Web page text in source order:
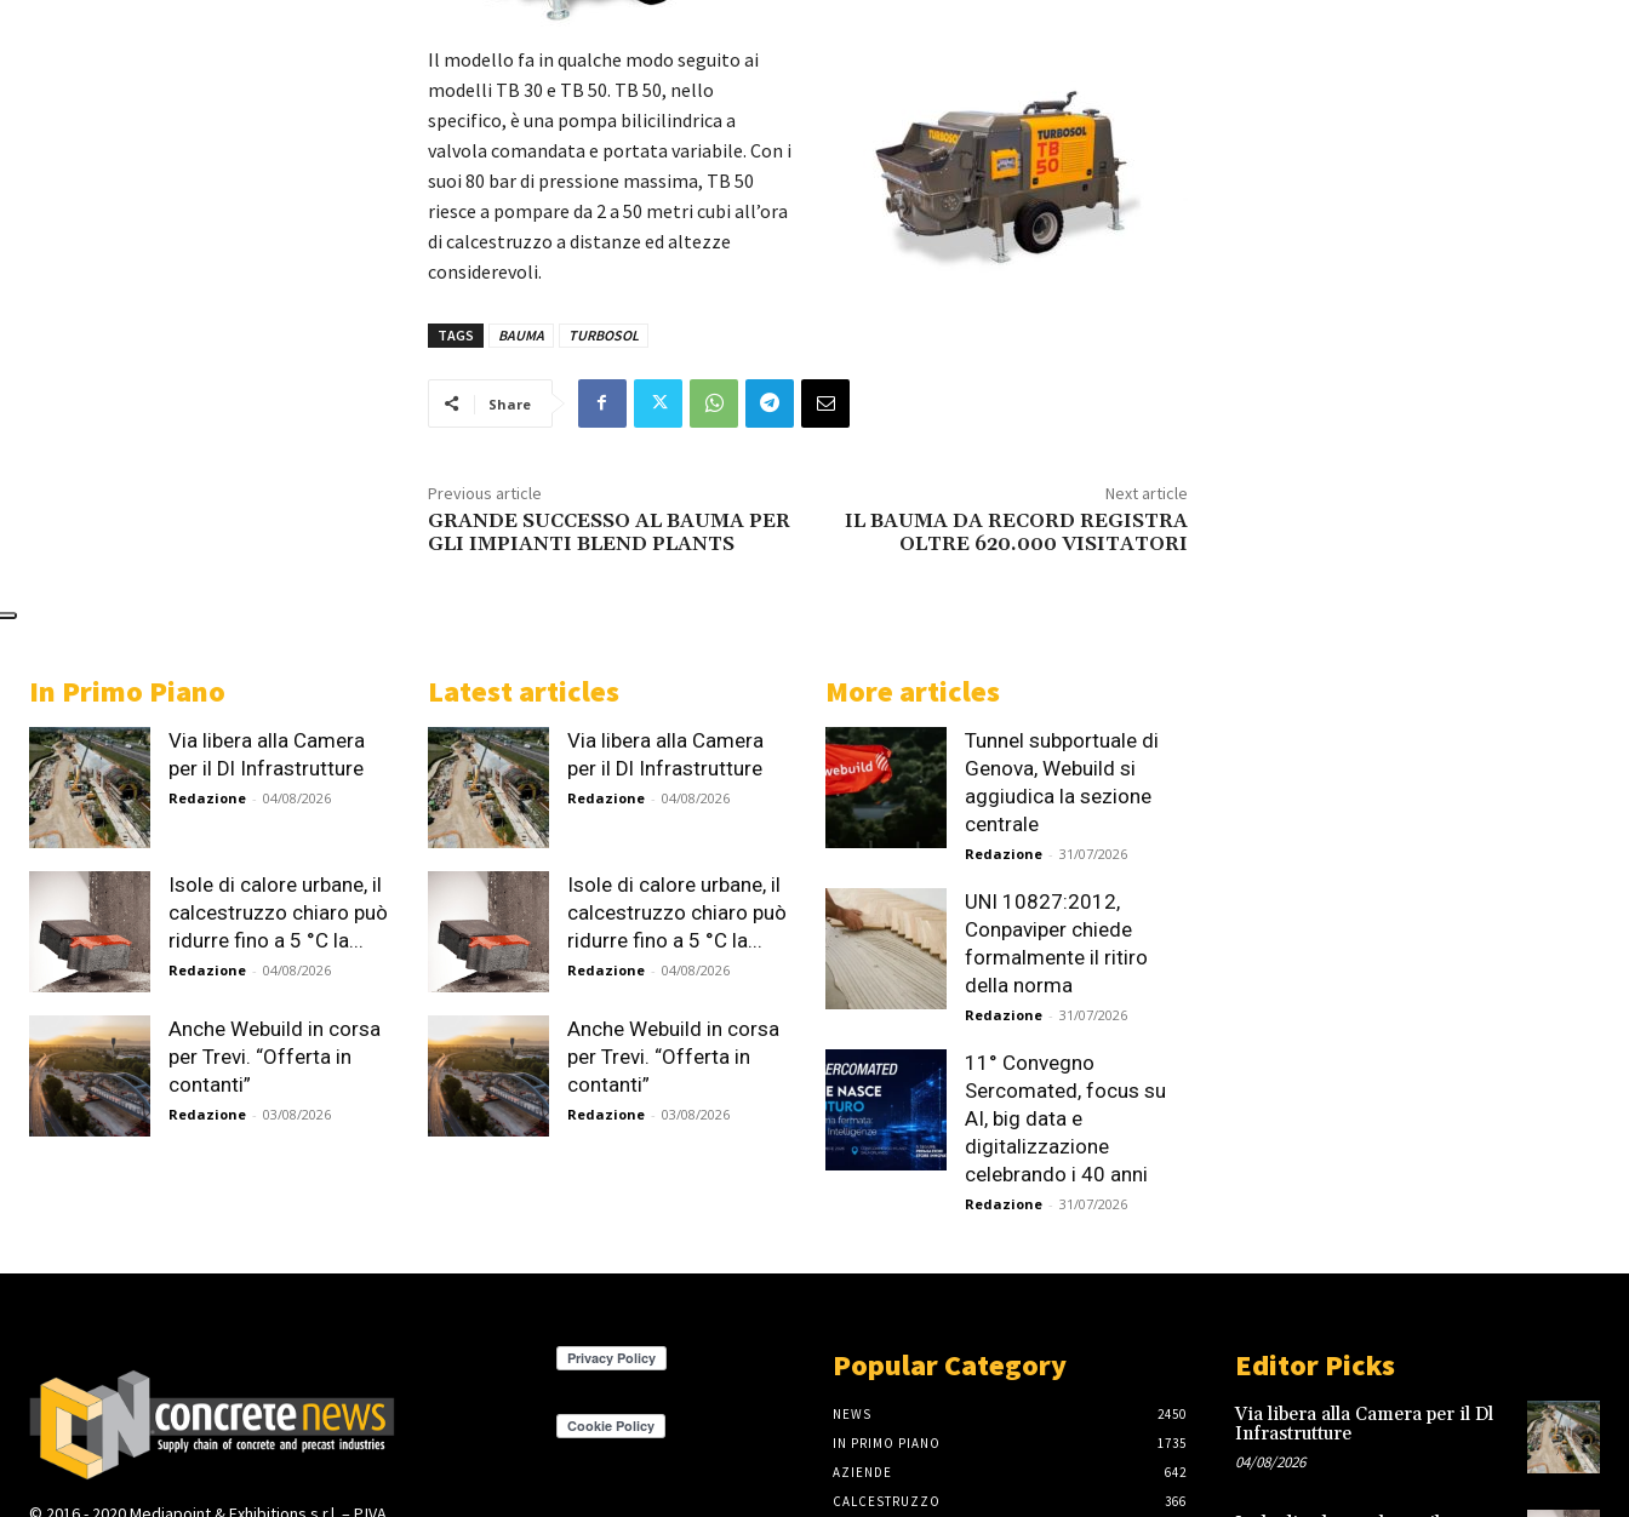
Il modello fa in qualche modo seguito ai
modelli TB 30 e TB 50. TB 50, nello
specifico, è una pompa bilicilindrica a
valvola comandata e portata variabile. Con i
suoi 80 bar di pressione massima, TB 50
riesce a pompare da 2 a 50 metri cubi all’ora
di calcestruzzo a distanze ed altezze
considerevoli.
TAGS BAUMA TURBOSOL
Share
Previous article
GRANDE SUCCESSO AL BAUMA PER
GLI IMPIANTI BLEND PLANTS
Next article
IL BAUMA DA RECORD REGISTRA
OLTRE 620.000 VISITATORI
In Primo Piano
Via libera alla Camera
per il Dl Infrastrutture
Redazione - 04/08/2026
Isole di calore urbane, il
calcestruzzo chiaro può
ridurre fino a 5 °C la...
Redazione - 04/08/2026
Anche Webuild in corsa
per Trevi. “Offerta in
contanti”
Redazione - 03/08/2026
Latest articles
Via libera alla Camera
per il Dl Infrastrutture
Redazione - 04/08/2026
Isole di calore urbane, il
calcestruzzo chiaro può
ridurre fino a 5 °C la...
Redazione - 04/08/2026
Anche Webuild in corsa
per Trevi. “Offerta in
contanti”
Redazione - 03/08/2026
More articles
Tunnel subportuale di
Genova, Webuild si
aggiudica la sezione
centrale
Redazione - 31/07/2026
UNI 10827:2012,
Conpaviper chiede
formalmente il ritiro
della norma
Redazione - 31/07/2026
11° Convegno
Sercomated, focus su
AI, big data e
digitalizzazione
celebrando i 40 anni
Redazione - 31/07/2026
Popular Category
NEWS
2450
IN PRIMO PIANO
1735
AZIENDE
642
CALCESTRUZZO
366
Editor Picks
Via libera alla Camera per il Dl
Infrastrutture
04/08/2026